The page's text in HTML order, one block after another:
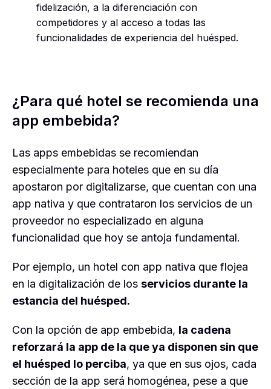
fidelización, a la diferenciación con
competidores y al acceso a todas las
funcionalidades de experiencia del huésped.
¿Para qué hotel se recomienda una
app embebida?
Las apps embebidas se recomiendan
especialmente para hoteles que en su día
apostaron por digitalizarse, que cuentan con una
app nativa y que contrataron los servicios de un
proveedor no especializado en alguna
funcionalidad que hoy se antoja fundamental.
Por ejemplo, un hotel con app nativa que flojea
en la digitalización de los servicios durante la
estancia del huésped.
Con la opción de app embebida, la cadena
reforzará la app de la que ya disponen sin que
el huésped lo perciba, ya que en sus ojos, cada
sección de la app será homogénea, pese a que